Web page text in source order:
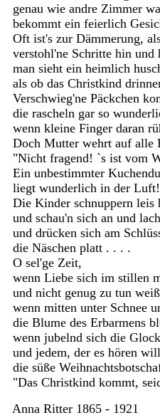
genau wie andre Zimmer
bekommt ein feierlich
Oft ist's zur Dämmerung,
verstohl'ne Schritte hin und
man sieht ein heimlich
als ob das Christkind
Verschwieg'ne Päckchen
die rascheln gar so
wenn kleine Finger daran
Doch Mutter wehrt auf alle
"Nicht fragend! `s ist vom
Ein unbestimmter
liegt wunderlich in der Luft!
Die Kinder schnuppern leis
und schau'n sich an und
und drücken sich am
die Näschen platt . . . .
O sel'ge Zeit,
wenn Liebe sich im stillen
und nicht genug zu tun
wenn mitten unter Schnee
die Blume des Erbarmens
wenn jubelnd sich die
und jedem, der es hören
die süße
"Das Christkind kommt,
Anna Ritter 1865 - 1921